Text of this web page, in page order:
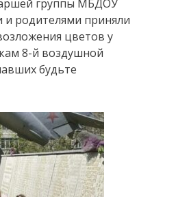
группы МБДОУ
и родителями приняли
цветов у
8-й воздушной
будьте